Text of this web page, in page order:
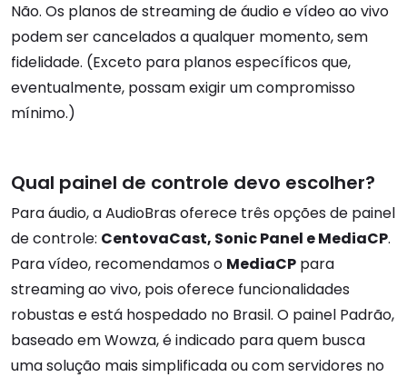
Não. Os planos de streaming de áudio e vídeo ao vivo
podem ser cancelados a qualquer momento, sem
fidelidade. (Exceto para planos específicos que,
eventualmente, possam exigir um compromisso
mínimo.)
Qual painel de controle devo escolher?
Para áudio, a AudioBras oferece três opções de painel
de controle: CentovaCast, Sonic Panel e MediaCP.
Para vídeo, recomendamos o MediaCP para
streaming ao vivo, pois oferece funcionalidades
robustas e está hospedado no Brasil. O painel Padrão,
baseado em Wowza, é indicado para quem busca
uma solução mais simplificada ou com servidores no